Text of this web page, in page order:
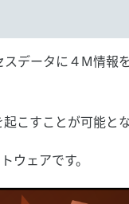
データに４M情報
こすことが可能とな
ウェアです。